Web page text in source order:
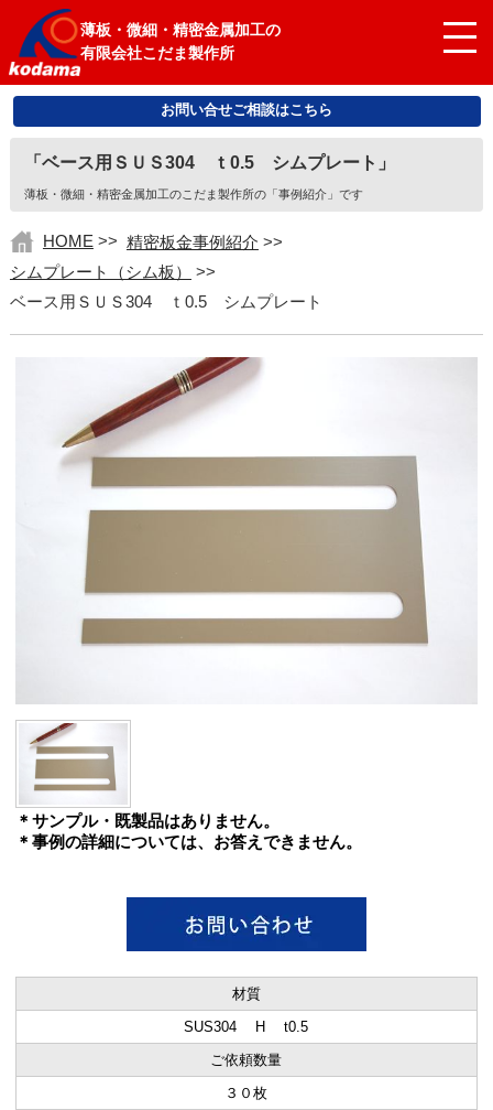
薄板・微細・精密金属加工の
有限会社こだま製作所
お問い合せご相談はこちら
「ベース用ＳＵＳ304 ｔ0.5 シムプレート」
薄板・微細・精密金属加工のこだま製作所の「事例紹介」です
HOME >> 精密板金事例紹介 >>
シムプレート（シム板）
>>
ベース用ＳＵＳ304 ｔ0.5 シムプレート
＊サンプル・既製品はありません。
＊事例の詳細については、お答えできません。
材質
SUS304 H t0.5
ご依頼数量
３０枚